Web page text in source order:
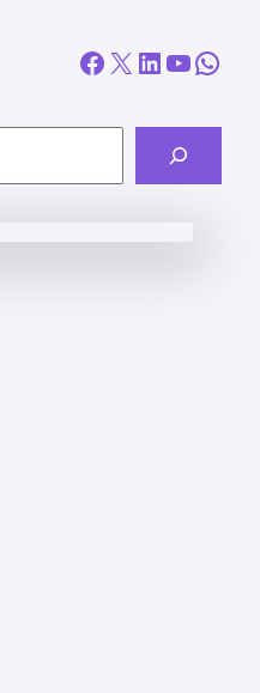
Facebook X LinkedIn YouTube WhatsApp